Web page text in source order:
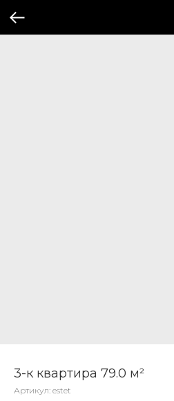
3-к квартира 79.0 м²
Артикул: estet